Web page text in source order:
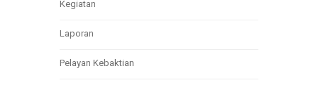
Kegiatan
Laporan
Pelayan Kebaktian